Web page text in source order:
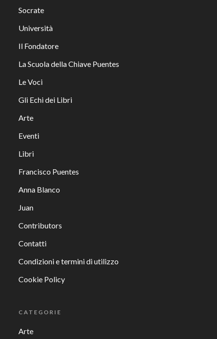
Socrate
Università
Il Fondatore
La Scuola della Chiave Puentes
Le Voci
Gli Echi dei Libri
Arte
Eventi
Libri
Francisco Puentes
Anna Blanco
Juan
Contributors
Contatti
Condizioni e termini di utilizzo
Cookie Policy
CATEGORIE
Arte